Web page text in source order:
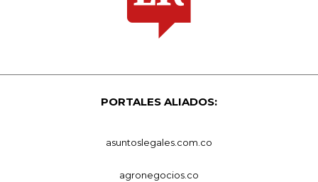
PORTALES ALIADOS:
asuntoslegales.com.co
agronegocios.co